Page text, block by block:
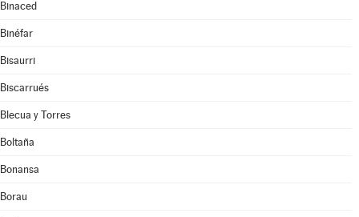
Binaced
Binéfar
Bisaurri
Biscarrués
Blecua y Torres
Boltaña
Bonansa
Borau